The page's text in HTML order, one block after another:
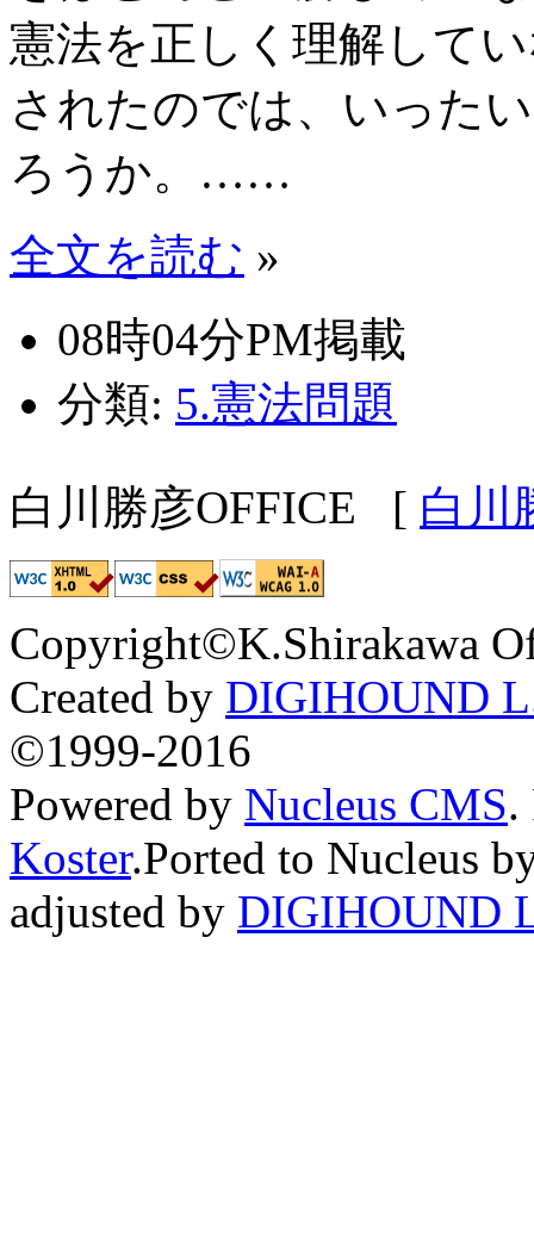
憲法を正しく理解して
されたのでは、いった
ろうか。……
全文を読む »
08時04分PM掲載
分類: 5.憲法問題
白川勝彦OFFICE [ 白川
Copyright©K.Shirakawa
Created by DIGIHOUND
©1999-2016
Powered by Nucleus CMS.
Koster.Ported to Nucleus
adjusted by DIGIHOUND